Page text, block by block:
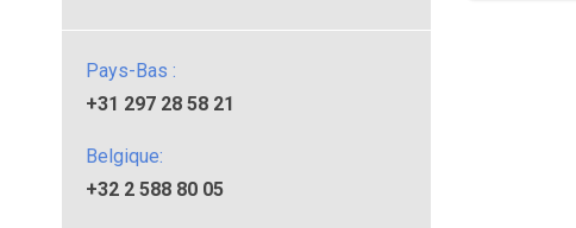
Pays-Bas :
+31 297 28 58 21
Belgique:
+32 2 588 80 05